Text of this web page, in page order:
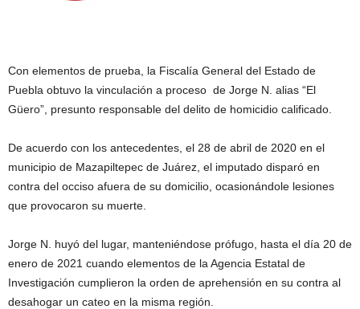
Con elementos de prueba, la Fiscalía General del Estado de
Puebla obtuvo la vinculación a proceso de Jorge N. alias “El
Güero”, presunto responsable del delito de homicidio calificado.
De acuerdo con los antecedentes, el 28 de abril de 2020 en el
municipio de Mazapiltepec de Juárez, el imputado disparó en
contra del occiso afuera de su domicilio, ocasionándole lesiones
que provocaron su muerte.
Jorge N. huyó del lugar, manteniéndose prófugo, hasta el día 20 de
enero de 2021 cuando elementos de la Agencia Estatal de
Investigación cumplieron la orden de aprehensión en su contra al
desahogar un cateo en la misma región.